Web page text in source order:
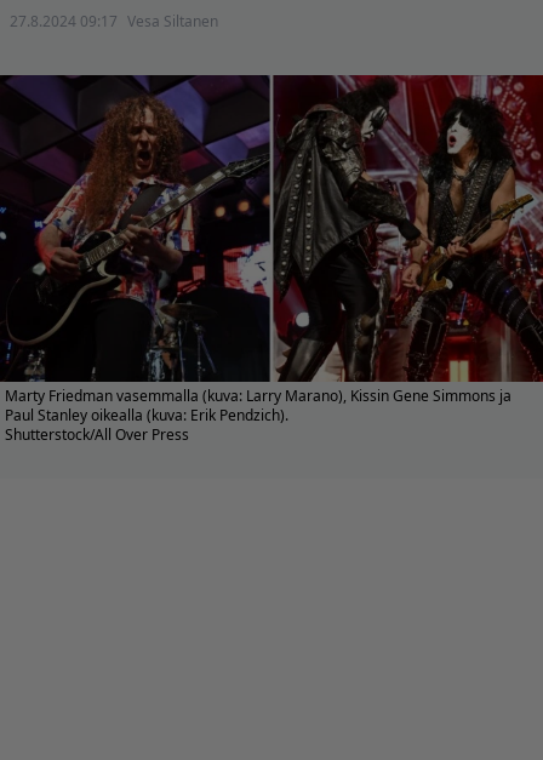
27.8.2024 09:17 Vesa Siltanen
Marty Friedman vasemmalla (kuva: Larry Marano), Kissin Gene Simmons ja
Paul Stanley oikealla (kuva: Erik Pendzich).
Shutterstock/All Over Press